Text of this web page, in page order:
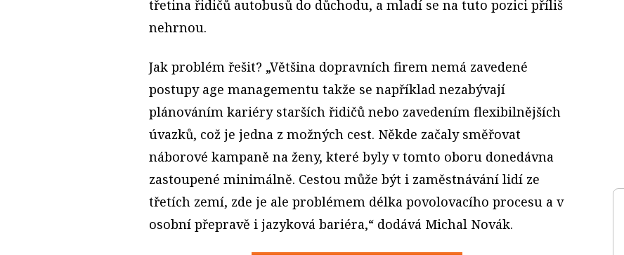
třetina řidičů autobusů do důchodu, a mladí se na tuto pozici příliš
nehrnou.
Jak problém řešit? „Většina dopravních firem nemá zavedené
postupy age managementu takže se například nezabývají
plánováním kariéry starších řidičů nebo zavedením flexibilnějších
úvazků, což je jedna z možných cest. Někde začaly směřovat
náborové kampaně na ženy, které byly v tomto oboru donedávna
zastoupené minimálně. Cestou může být i zaměstnávání lidí ze
třetích zemí, zde je ale problémem délka povolovacího procesu a v
osobní přepravě i jazyková bariéra,“ dodává Michal Novák.